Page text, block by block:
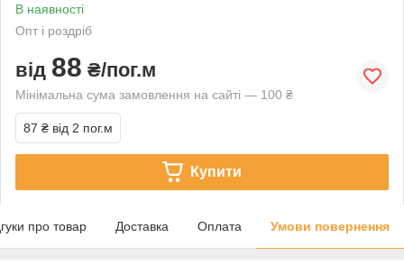
В наявності
Опт і роздріб
від 88 ₴/пог.м
Мінімальна сума замовлення на сайті — 100 ₴
87 ₴ від 2 пог.м
Купити
про товар Доставка Оплата Умови повернення